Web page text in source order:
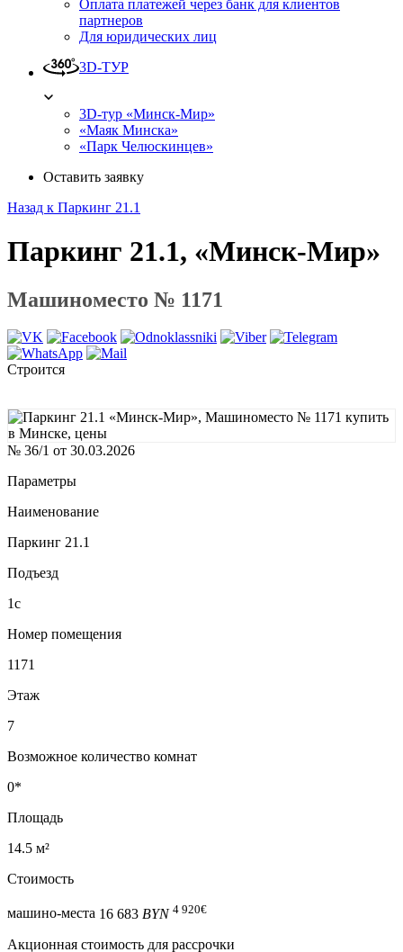
Оплата платежей через банк для клиентов
партнеров
Для юридических лиц
3D-ТУР
3D-тур «Минск-Мир»
«Маяк Минска»
«Парк Челюскинцев»
Оставить заявку
Назад к Паркинг 21.1
Паркинг 21.1, «Минск-Мир»
Машиноместо № 1171
Строится
№ 36/1 от 30.03.2026
Параметры
Наименование
Паркинг 21.1
Подъезд
1с
Номер помещения
1171
Этаж
7
Возможное количество комнат
0*
Площадь
14.5 м²
Стоимость
машино-места 16 683 BYN 4 920€
Акционная стоимость для рассрочки